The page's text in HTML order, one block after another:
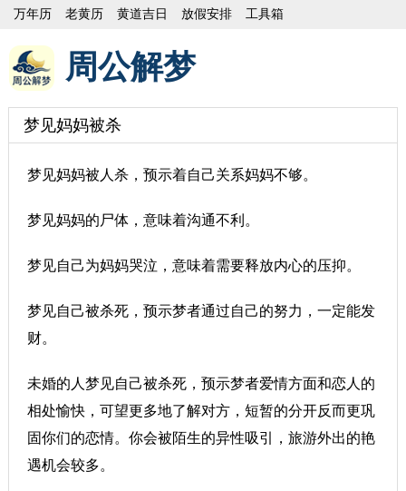
万年历 老黄历 黄道吉日 放假安排 工具箱
周公解梦
梦见妈妈被杀
梦见妈妈被人杀，预示着自己关系妈妈不够。
梦见妈妈的尸体，意味着沟通不利。
梦见自己为妈妈哭泣，意味着需要释放内心的压抑。
梦见自己被杀死，预示梦者通过自己的努力，一定能发
财。
未婚的人梦见自己被杀死，预示梦者爱情方面和恋人的
相处愉快，可望更多地了解对方，短暂的分开反而更巩
固你们的恋情。你会被陌生的异性吸引，旅游外出的艳
遇机会较多。